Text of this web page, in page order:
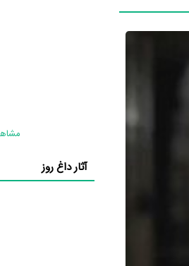
مشاهده 20
آثار داغ روز